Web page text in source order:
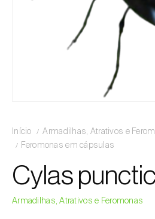
Início
Armadilhas, Atrativos e
Feromonas em cápsulas
Cylas
Armadilhas, Atrativos e Feromonas